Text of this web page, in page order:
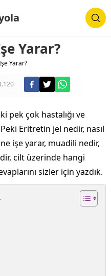
Yarar?
Yarar?
pek çok hastalığı ve
Eritretin jel nedir, nasıl
işe yarar, muadili nedir,
cilt üzerinde hangi
sizler için yazdık.